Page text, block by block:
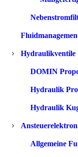
Hydraulikventile
DOMIN
Hydraulik
Hydraulik
Allgemeine